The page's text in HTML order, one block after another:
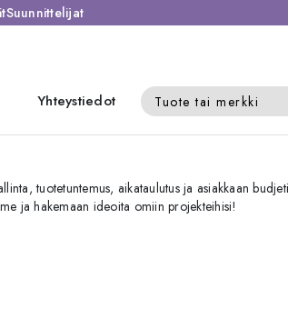
Suunnittelijat
Yhteystiedot Tuote tai merkki
tuotetuntemus, aikataulutus ja asiakkaan
ja hakemaan ideoita omiin projekteihisi!